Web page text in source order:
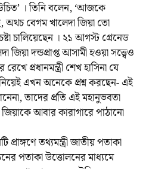
। তিনি বলেন, ‘আজকে
অথচ বেগম খালেদা জিয়া তো
চালিয়েছেন । ২১ আগস্ট গ্রেনেড
জিয়া দন্ডপ্রাপ্ত আসামী হওয়া সত্ত্বেও
প্রধানমন্ত্রী শেখ হাসিনা যে
এখন অনেকে প্রশ্ন করছেন- এই
তাদের প্রতি এই মহানুভবতা
আবার কারাগারে পাঠানো
প্রাঙ্গণে তথ্যমন্ত্রী জাতীয় পতাকা
পতাকা উত্তোলনের মাধ্যমে